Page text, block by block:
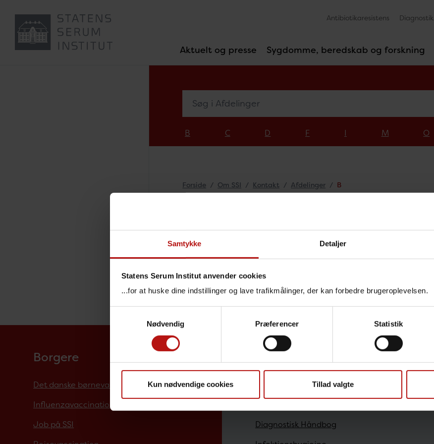
Samtykke Detaljer
Statens Serum Institut anvender cookies
...for at huske dine indstillinger og lave trafikmålinger, der kan forbedre brugeroplevelsen.
Nødvendig
Præferencer Statistik
Kun nødvendige cookies Tillad valgte
Aktuelt og presse Sygdomme, beredskab og forskning
Antibiotikaresistens Diagnostik
B C D F I M O
Forside Om SSI Kontakt Afdelinger B
B
Bakterier, Parasitter & svampe
Borgere
Det danske børnevaccinationsprogram
Influenzavaccination
Job på SSI
Antibiotikaresistens
Diagnostisk Håndbog